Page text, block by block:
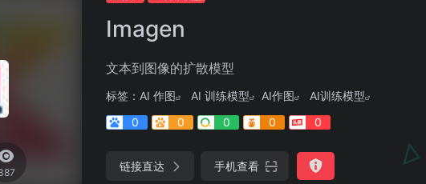
Imagen
文本到图像的扩散模型
标签： AI 作图 AI 训练模型 AI作图
AI训练模型
0
0 0 0 0
链接直达 手机查看